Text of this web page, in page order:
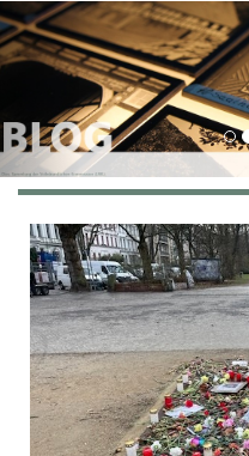
Vorherige